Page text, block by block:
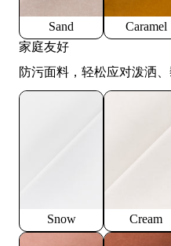
Sand Caramel
家庭友好
防污面料，轻松应对泼洒
Snow Cream